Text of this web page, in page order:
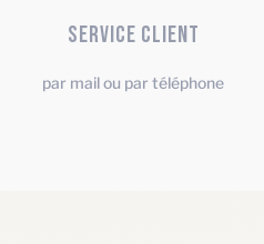
SERVICE CLIENT
par mail ou par téléphone